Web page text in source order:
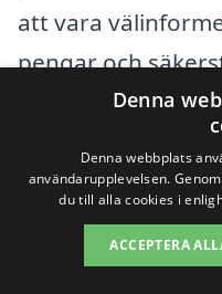
att vara
pengar och
kvalitativt arbete
är ett litet eller
flera pålitliga
hjälpa dig med
tillhandahålla
Denna
Denna webbplats
användarupplevelsen.
du till alla cookies i
ACCEPTERA